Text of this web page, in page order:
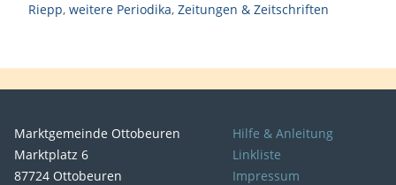
Riepp, weitere Periodika, Zeitungen & Zeitschriften
Marktgemeinde Ottobeuren
Marktplatz 6
87724 Ottobeuren
Hilfe & Anleitung
Linkliste
Impressum